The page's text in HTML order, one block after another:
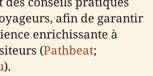
afin de garantir
enrichissante à
(Pathbeat;
).